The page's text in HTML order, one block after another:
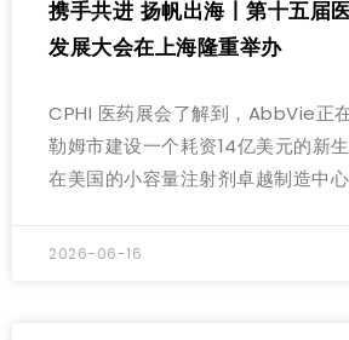
携手共进 扬帆出海丨第十五届
发展大会在上海隆重举办
CPHI 医药展会了解到，AbbVie正
勒姆市建设一个耗资14亿美元的新
在美国的小容量注射剂卓越制造中心
2026-06-16